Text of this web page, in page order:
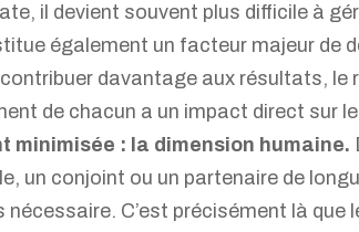
il devient souvent plus difficile à
également un facteur majeur de
contribuer davantage aux résultats,
de chacun a un impact direct sur
minimisée : la dimension humaine.
un conjoint ou un partenaire de
nécessaire. C’est précisément là